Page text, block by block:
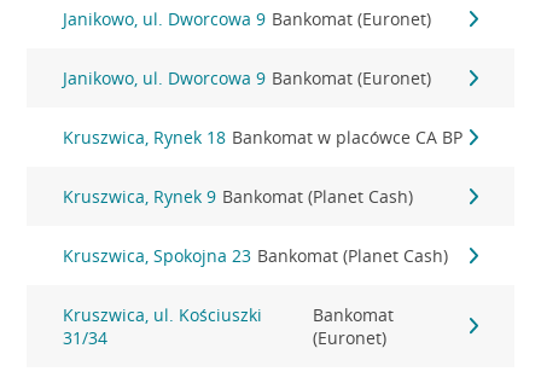
Janikowo, ul. Dworcowa 9 Bankomat (Euronet)
Janikowo, ul. Dworcowa 9 Bankomat (Euronet)
Kruszwica, Rynek 18 Bankomat w placówce CA BP
Kruszwica, Rynek 9 Bankomat (Planet Cash)
Kruszwica, Spokojna 23 Bankomat (Planet Cash)
Kruszwica, ul. Kościuszki
31/34
Bankomat
(Euronet)